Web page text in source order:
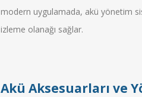
modern uygulamada, akü yönetim
izleme olanağı sağlar.
Akü Aksesuarları ve